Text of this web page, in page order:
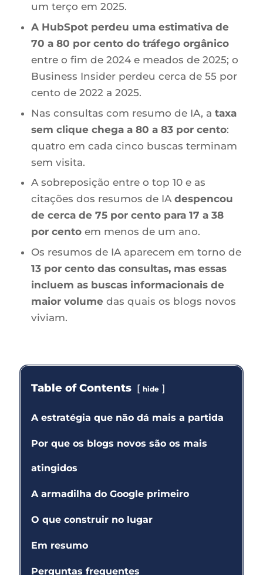
um terço em 2025.
A HubSpot perdeu uma estimativa de
70 a 80 por cento do tráfego orgânico
entre o fim de 2024 e meados de 2025; o
Business Insider perdeu cerca de 55 por
cento de 2022 a 2025.
Nas consultas com resumo de IA, ataxa
sem clique chega a 80 a 83 por cento:
quatro em cada cinco buscas terminam
sem visita.
A sobreposição entre o top 10 e as
citações dos resumos de IAdespencou
de cerca de 75 por cento para 17 a 38
por cento em menos de um ano.
Os resumos de IA aparecem em torno de
13 por cento das consultas, mas essas
incluem as buscas informacionais de
maior volume das quais os blogs novos
viviam.
Table of Contents hide
A estratégia que não dá mais a partida
Por que os blogs novos são os mais
atingidos
A armadilha do Google primeiro
O que construir no lugar
Em resumo
Perguntas frequentes